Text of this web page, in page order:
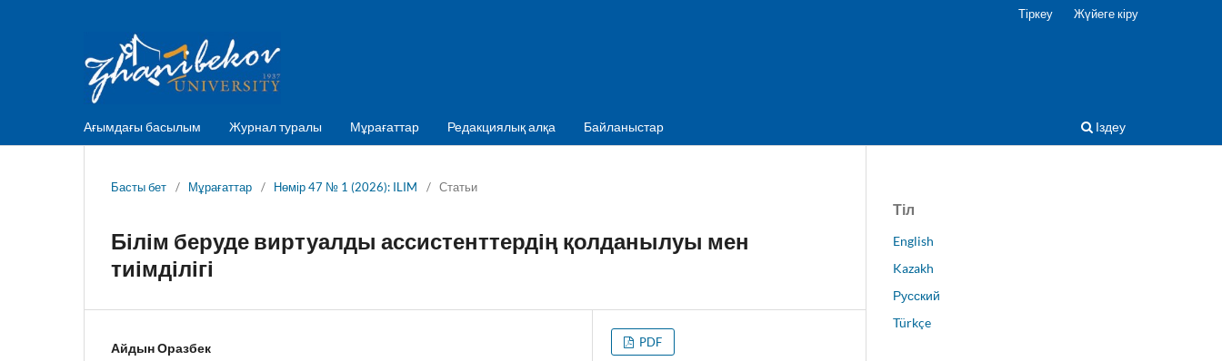
Ағымдағы басылым Журнал туралы Мұрағаттар Редакциялық алқа Байланыстар Іздеу
Тіркеу Жүйеге кіру
Басты бет / Мұрағаттар / Нөмір 47 № 1 (2026): ILIM / Статьи
Білім беруде виртуалды ассистенттердің қолданылуы мен
тиімділігі
Айдын Оразбек PDF
Тіл
English
Kazakh
Русский
Türkçe